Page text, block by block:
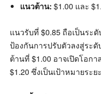
แนวต้าน: $1.00 และ
แนวรับที่ $0.85 ถือเป็นระ
ป้องกันการปรับตัวลงสู่ระ
ต้านที่ $1.00 อาจเปิดโอก
$1.20 ซึ่งเป็นเป้าหมายระย